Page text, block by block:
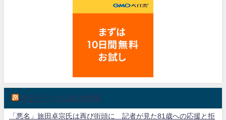
朝日デジタル政治情報
「悪名」旅田卓宗氏は再び街頭に 記者が見た81歳への応援と拒